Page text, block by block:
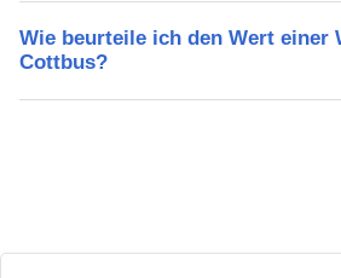
Wie beurteile ich den Wert einer
Cottbus?